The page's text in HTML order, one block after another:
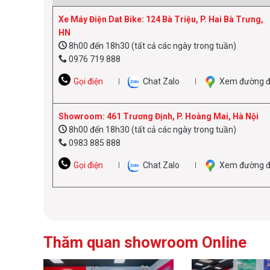
Xe Máy Điện Dat Bike: 124 Bà Triệu, P. Hai Bà Trưng,
HN
8h00 đến 18h30 (tất cả các ngày trong tuần)
0976 719 888
Gọi điện Chat Zalo Xem đường
Showroom: 461 Trương Định, P. Hoàng Mai, Hà Nội
8h00 đến 18h30 (tất cả các ngày trong tuần)
0983 885 888
Gọi điện Chat Zalo Xem đường
Thăm quan showroom Online